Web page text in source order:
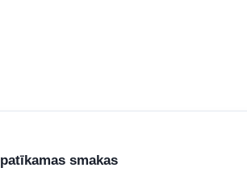
smakas